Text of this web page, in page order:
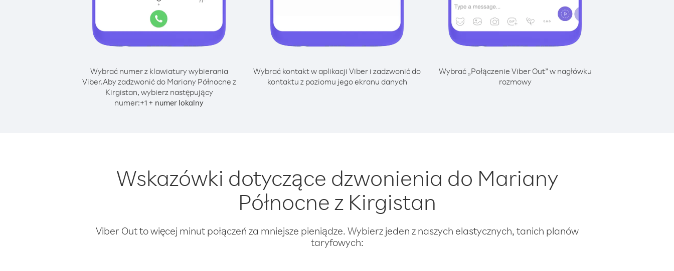
Wybrać numer z klawiatury wybierania
Viber.Aby zadzwonić do Mariany Północne z
Kirgistan, wybierz następujący
numer:+1 + numer lokalny
Wybrać kontakt w aplikacji Viber i zadzwonić do
kontaktu z poziomu jego ekranu danych
Wybrać „Połączenie Viber Out” w nagłówku
rozmowy
Wskazówki dotyczące dzwonienia do Mariany
Północne z Kirgistan
Viber Out to więcej minut połączeń za mniejsze pieniądze. Wybierz jeden z naszych elastycznych, tanich planów
taryfowych: